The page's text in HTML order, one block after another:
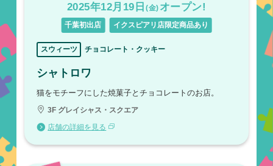
2025年12月19日 (金) オープン!
千葉初出店 イクスピアリ店限定商品あり
スウィーツ チョコレート・クッキー
シャトロワ
猫をモチーフにした焼菓子とチョコレートのお店。
3F グレイシャス・スクエア
店舗の詳細を見る